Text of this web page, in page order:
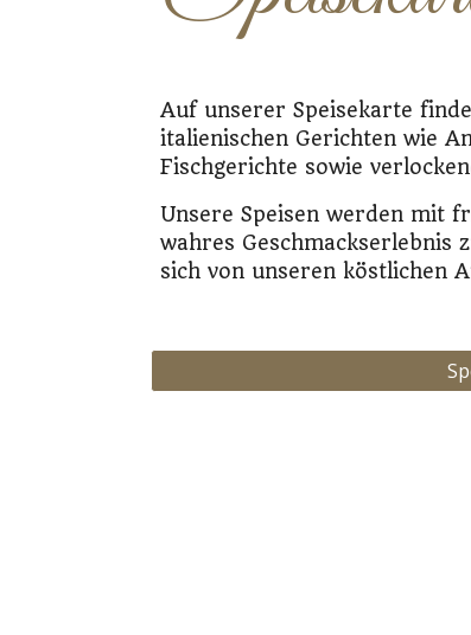
Auf unserer Speisekarte
italienischen Gerichten wie
Fischgerichte sowie
Unsere Speisen werden mit
wahres Geschmackserlebnis
sich von unseren köstlichen